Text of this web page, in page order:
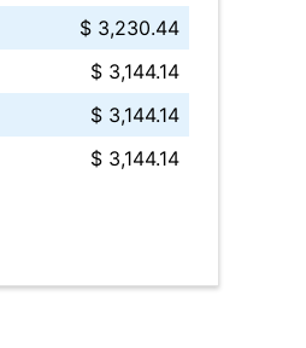
$ 3,230.44
$ 3,144.14
$ 3,144.14
$ 3,144.14